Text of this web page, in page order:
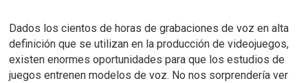
Dados los cientos de horas de grabaciones de voz en alta
definición que se utilizan en la producción de videojuegos,
existen enormes oportunidades para que los estudios de
juegos entrenen modelos de voz. No nos sorprendería ver